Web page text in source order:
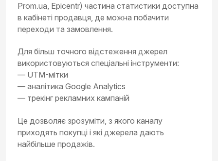
Prom.ua, Epicentr) частина статистики доступна
в кабінеті продавця, де можна побачити
переходи та замовлення.
Для більш точного відстеження джерел
використовуються спеціальні інструменти:
— UTM-мітки
— аналітика Google Analytics
— трекінг рекламних кампаній
Це дозволяє зрозуміти, з якого каналу
приходять покупці і які джерела дають
найбільше продажів.